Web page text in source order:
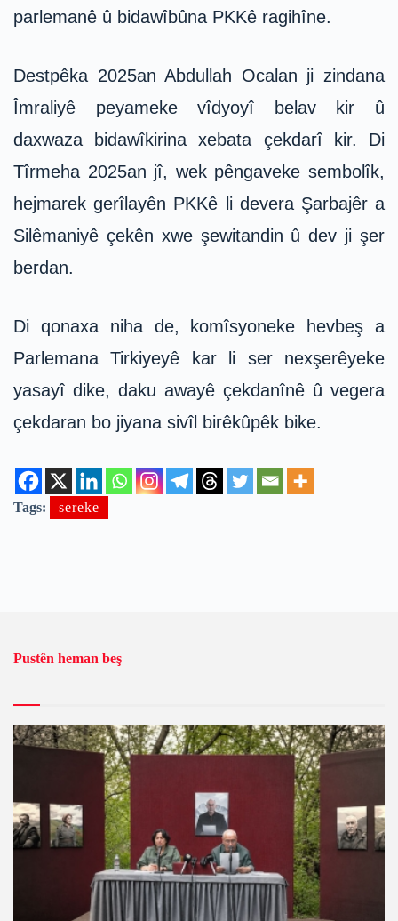
parlemanê û bidawîbûna PKKê ragihîne.
Destpêka 2025an Abdullah Ocalan ji zindana
Îmraliyê peyameke vîdyoyî belav kir û
daxwaza bidawîkirina xebata çekdarî kir. Di
Tîrmeha 2025an jî, wek pêngaveke sembolîk,
hejmarek gerîlayên PKKê li devera Şarbajêr a
Silêmaniyê çekên xwe şewitandin û dev ji şer
berdan.
Di qonaxa niha de, komîsyoneke hevbeş a
Parlemana Tirkiyeyê kar li ser nexşerêyeke
yasayî dike, daku awayê çekdanînê û vegera
çekdaran bo jiyana sivîl birêkûpêk bike.
Tags: sereke
Pustên heman beş